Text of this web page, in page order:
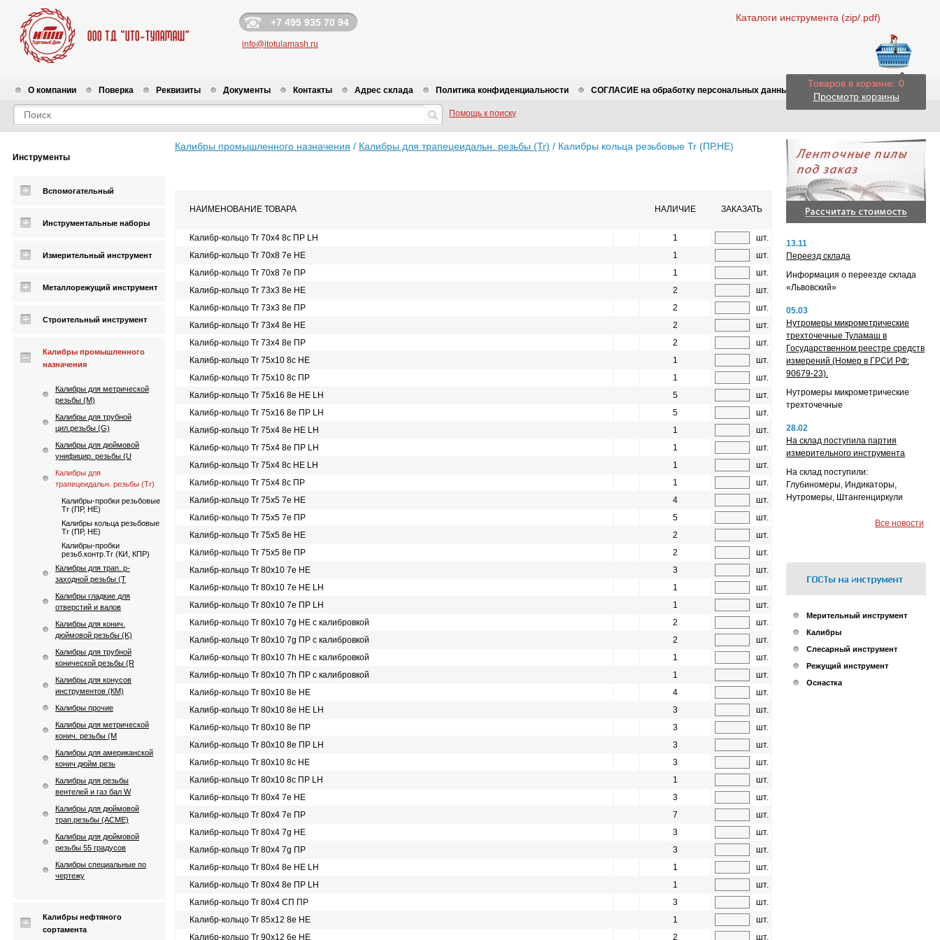
+7 495 935 70 94
info@itotulamash.ru
Каталоги инструмента (zip/.pdf)
О компании Поверка Реквизиты Документы Контакты Адрес склада Политика конфиденциальности СОГЛАСИЕ на обработку персональных данных
Помощь к поиску
Инструменты
Вспомогательный
Инструментальные наборы
Измерительный инструмент
Металлорежущий инструмент
Строительный инструмент
Калибры промышленного
назначения
Калибры для метрической
резьбы (М)
Калибры для трубной
цил.резьбы (G)
Калибры для дюймовой
унифицир. резьбы (U
Калибры для
трапецеидальн. резьбы (Tr)
Калибры-пробки резьбовые
Tr (ПР, НЕ)
Калибры кольца резьбовые
Tr (ПР, НЕ)
Калибры-пробки
резьб.контр.Tr (КИ, КПР)
Калибры для трап. p-
заходной резьбы (T
Калибры гладкие для
отверстий и валов
Калибры для конич.
дюймовой резьбы (K)
Калибры для трубной
конической резьбы (R
Калибры для конусов
инструментов (КМ)
Калибры прочие
Калибры для метрической
конич. резьбы (М
Калибры для американской
конич дюйм резь
Калибры для резьбы
вентелей и газ бал W
Калибры для дюймовой
трап.резьбы (АСМЕ)
Калибры для дюймовой
резьбы 55 градусов
Калибры специальные по
чертежу
Калибры нефтяного
сортамента
Товаров в корзине: 0
Просмотр корзины
13.11
Переезд склада
Информация о переезде склада
«Львовский»
05.03
Нутромеры микрометрические
трехточечные Туламаш в
Государственном реестре средств
измерений (Номер в ГРСИ РФ:
90679-23).
Нутромеры микрометрические
трехточечные
28.02
На склад поступила партия
измерительного инструмента
На склад поступили:
Глубиномеры, Индикаторы,
Нутромеры, Штангенциркули
Все новости
Мерительный инструмент
Калибры
Слесарный инструмент
Режущий инструмент
Оснастка
Калибры промышленного назначения / Калибры для трапецеидальн. резьбы (Tr) / Калибры кольца резьбовые Tr (ПР,НЕ)
НАИМЕНОВАНИЕ ТОВАРА НАЛИЧИЕ ЗАКАЗАТЬ
Калибр-кольцо Tr 70х4 8с ПР LH 1
шт.
Калибр-кольцо Tr 70х8 7е НЕ
1
шт.
Калибр-кольцо Tr 70х8 7е ПР
1
шт.
Калибр-кольцо Tr 73х3 8e НЕ
2
шт.
Калибр-кольцо Tr 73х3 8e ПР
2
шт.
Калибр-кольцо Tr 73х4 8e НЕ
2
шт.
Калибр-кольцо Tr 73х4 8e ПР
2
шт.
Калибр-кольцо Tr 75х10 8с НЕ
1
шт.
Калибр-кольцо Tr 75х10 8с ПР
1
шт.
Калибр-кольцо Tr 75х16 8e НЕ LH
5
шт.
Калибр-кольцо Tr 75х16 8e ПР LH
5
шт.
Калибр-кольцо Tr 75х4 8e НЕ LH
1
шт.
Калибр-кольцо Tr 75х4 8e ПР LH
1
шт.
Калибр-кольцо Tr 75х4 8с НЕ LH
1
шт.
Калибр-кольцо Tr 75х4 8с ПР
1
шт.
Калибр-кольцо Tr 75х5 7e НЕ
4
шт.
Калибр-кольцо Tr 75х5 7e ПР
5
шт.
Калибр-кольцо Tr 75х5 8e НЕ
2
шт.
Калибр-кольцо Tr 75х5 8e ПР
2
шт.
Калибр-кольцо Tr 80х10 7e НЕ
3
шт.
Калибр-кольцо Tr 80х10 7e НЕ LH
1
шт.
Калибр-кольцо Tr 80х10 7e ПР LH
1
шт.
Калибр-кольцо Tr 80х10 7g НЕ с калибровкой
2
шт.
Калибр-кольцо Tr 80х10 7g ПР с калибровкой
2
шт.
Калибр-кольцо Tr 80х10 7h НЕ с калибровкой
1
шт.
Калибр-кольцо Tr 80х10 7h ПР с калибровкой
1
шт.
Калибр-кольцо Tr 80х10 8e НЕ
4
шт.
Калибр-кольцо Tr 80х10 8e НЕ LH
3
шт.
Калибр-кольцо Tr 80х10 8e ПР
3
шт.
Калибр-кольцо Tr 80х10 8e ПР LH
3
шт.
Калибр-кольцо Tr 80х10 8с НЕ
3
шт.
Калибр-кольцо Tr 80х10 8с ПР LH
1
шт.
Калибр-кольцо Tr 80х4 7e НЕ
3
шт.
Калибр-кольцо Tr 80х4 7e ПР
7
шт.
Калибр-кольцо Tr 80х4 7g НЕ
3
шт.
Калибр-кольцо Tr 80х4 7g ПР
3
шт.
Калибр-кольцо Tr 80х4 8e НЕ LH
1
шт.
Калибр-кольцо Tr 80х4 8e ПР LH
1
шт.
Калибр-кольцо Tr 80х4 СП ПР
3
шт.
Калибр-кольцо Tr 85х12 8e НЕ
1
шт.
Калибр-кольцо Tr 90х12 6e НЕ
2 шт.